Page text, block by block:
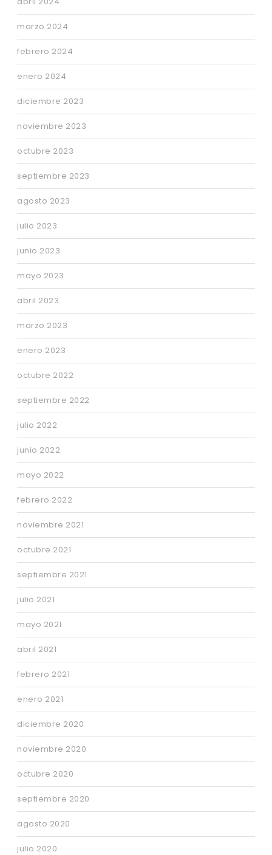
marzo 2024
febrero 2024
enero 2024
diciembre 2023
noviembre 2023
octubre 2023
septiembre 2023
agosto 2023
julio 2023
junio 2023
mayo 2023
abril 2023
marzo 2023
enero 2023
octubre 2022
septiembre 2022
julio 2022
junio 2022
mayo 2022
febrero 2022
noviembre 2021
octubre 2021
septiembre 2021
julio 2021
mayo 2021
abril 2021
febrero 2021
enero 2021
diciembre 2020
noviembre 2020
octubre 2020
septiembre 2020
agosto 2020
julio 2020